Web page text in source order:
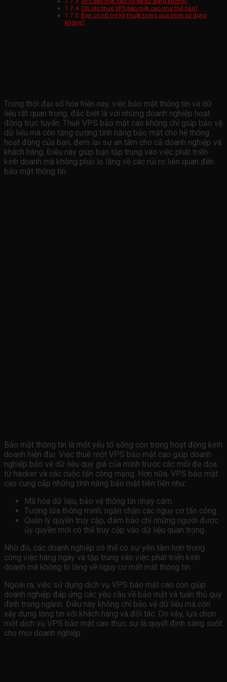
Chi phí thuê VPS bảo mật cao như thế nào?
Bạn có hỗ trợ kỹ thuật trong quá trình sử dụng
không?
Trong thời đại số hóa hiện nay, việc bảo mật thông tin và dữ
liệu rất quan trọng, đặc biệt là với những doanh nghiệp hoạt
động trực tuyến. Thuê VPS bảo mật cao không chỉ giúp bảo vệ
dữ liệu mà còn tăng cường tính năng bảo mật cho hệ thống
hoạt động của bạn, đem lại sự an tâm cho cả doanh nghiệp và
khách hàng. Điều này giúp bạn tập trung vào việc phát triển
kinh doanh mà không phải lo lắng về các rủi ro liên quan đến
bảo mật thông tin.
Bảo mật thông tin là một yếu tố sống còn trong hoạt động kinh
doanh hiện đại. Việc thuê một VPS bảo mật cao giúp doanh
nghiệp bảo vệ dữ liệu quý giá của mình trước các mối đe dọa
từ hacker và các cuộc tấn công mạng. Hơn nữa, VPS bảo mật
cao cung cấp những tính năng bảo mật tiên tiến như:
Mã hóa dữ liệu, bảo vệ thông tin nhạy cảm.
Tường lửa thông minh, ngăn chặn các nguy cơ tấn công.
Quản lý quyền truy cập, đảm bảo chỉ những người được
ủy quyền mới có thể truy cập vào dữ liệu quan trọng.
Nhờ đó, các doanh nghiệp có thể có sự yên tâm hơn trong
công việc hàng ngày và tập trung vào việc phát triển kinh
doanh mà không lo lắng về nguy cơ mất mát thông tin.
Ngoài ra, việc sử dụng dịch vụ VPS bảo mật cao còn giúp
doanh nghiệp đáp ứng các yêu cầu về bảo mật và tuân thủ quy
định trong ngành. Điều này không chỉ bảo vệ dữ liệu mà còn
xây dựng lòng tin với khách hàng và đối tác. Do vậy, lựa chọn
một dịch vụ VPS bảo mật cao thực sự là quyết định sáng suốt
cho mọi doanh nghiệp.